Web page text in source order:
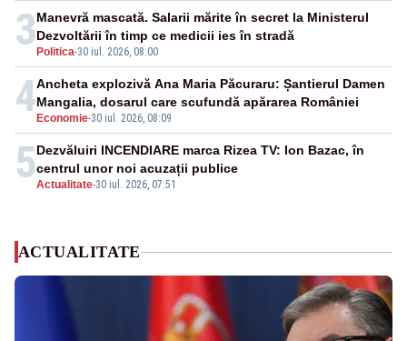
3 Politica-30 iul. 2026, 08:00
Manevră mascată. Salarii mărite în secret la Ministerul
Dezvoltării în timp ce medicii ies în stradă
4 Economie-30 iul. 2026, 08:09
Ancheta explozivă Ana Maria Păcuraru: Șantierul Damen
Mangalia, dosarul care scufundă apărarea României
5Actualitate-30 iul. 2026, 07:51
Dezvăluiri INCENDIARE marca Rizea TV: Ion Bazac, în
centrul unor noi acuzații publice
ACTUALITATE